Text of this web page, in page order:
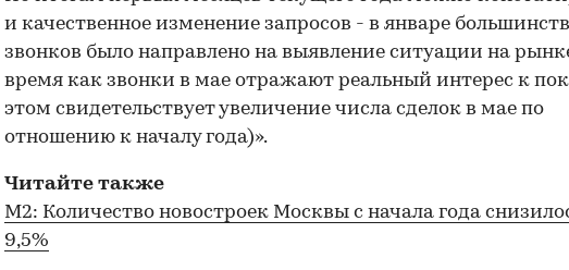
и качественное изменение запросов - в январе
звонков было направлено на выявление ситуации на
время как звонки в мае отражают реальный интерес к
этом свидетельствует увеличение числа сделок в мае по
отношению к началу года)».
Читайте также
М2: Количество новостроек Москвы с начала года
9,5%